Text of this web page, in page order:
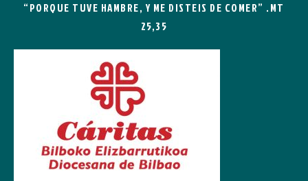
“PORQUE TUVE HAMBRE, Y ME DISTEIS DE COMER” .MT
25,35